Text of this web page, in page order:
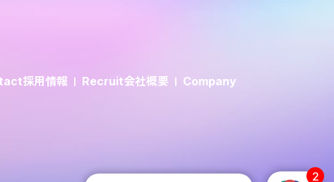
2
採用情報 Recruit会社概要 Company